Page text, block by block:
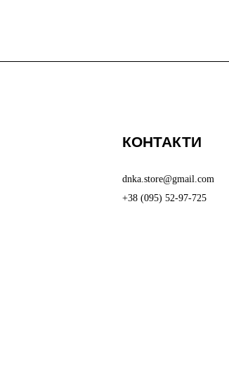
КОНТАКТИ
dnka.store@gmail.com
+38 (095) 52-97-725